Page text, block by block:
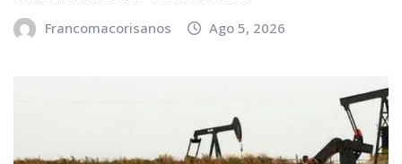
Francomacorisanos Ago 5, 2026